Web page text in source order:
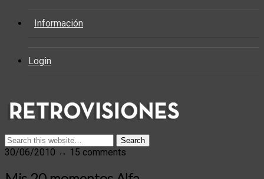
Información
Login
30/06/2010 ↔ 15 comments